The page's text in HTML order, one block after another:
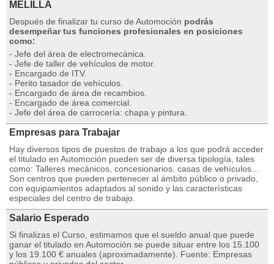
MELILLA
Después de finalizar tu curso de Automoción podrás
desempeñar tus funciones profesionales en posiciones
como:
- Jefe del área de electromecánica.
- Jefe de taller de vehículos de motor.
- Encargado de ITV.
- Perito tasador de vehículos.
- Encargado de área de recambios.
- Encargado de área comercial.
- Jefe del área de carrocería: chapa y pintura.
Empresas para Trabajar
Hay diversos tipos de puestos de trabajo a los que podrá acceder
el titulado en Automoción pueden ser de diversa tipología, tales
como: Talleres mecánicos, concesionarios, casas de vehículos…
Son centros que pueden pertenecer al ámbito público o privado,
con equipamientos adaptados al sonido y las características
especiales del centro de trabajo.
Salario Esperado
Si finalizas el Curso, estimamos que el sueldo anual que puede
ganar el titulado en Automoción se puede situar entre los 15.100
y los 19.100 € anuales (aproximadamente). Fuente: Empresas